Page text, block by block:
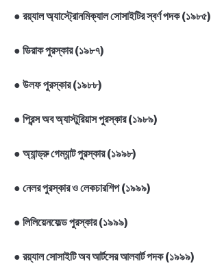
● রয়্যাল অ্যাস্ট্রোনমিক্যাল সোসাইটির স্বর্ণ পদক (১৯৮৫)
● ডিরাক পুরস্কার (১৯৮৭)
● উলফ পুরস্কার (১৯৮৮)
● প্রিন্স অব অ্যাস্টুরিয়াস পুরস্কার (১৯৮৯)
● অ্যান্ড্রু গেম্যান্ট পুরস্কার (১৯৯৮)
● নেলর পুরস্কার ও লেকচারশিপ (১৯৯৯)
● লিলিয়েনফেল্ড পুরস্কার (১৯৯৯)
● রয়্যাল সোসাইটি অব আর্টসের আলবার্ট পদক (১৯৯৯)